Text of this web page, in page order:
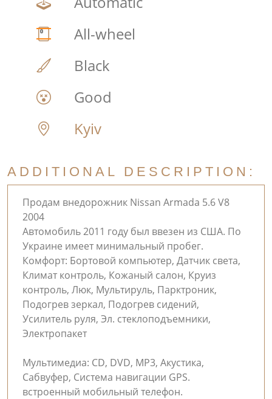
All-wheel
Black
Good
Kyiv
ADDITIONAL DESCRIPTION:
Продам внедорожник Nissan Armada 5.6 V8
2004
Автомобиль 2011 году был ввезен из США. По
Украине имеет минимальный пробег.
Комфорт: Бортовой компьютер, Датчик света,
Климат контроль, Кожаный салон, Круиз
контроль, Люк, Мультируль, Парктроник,
Подогрев зеркал, Подогрев сидений,
Усилитель руля, Эл. стеклоподъемники,
Электропакет
Мультимедиа: CD, DVD, MP3, Акустика,
Сабвуфер, Система навигации GPS.
встроенный мобильный телефон.